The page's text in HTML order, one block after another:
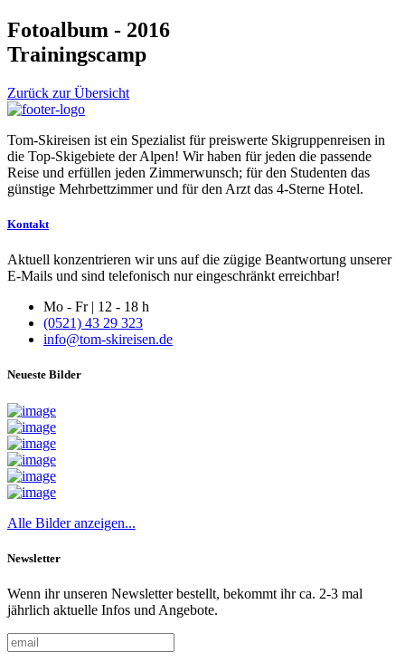
Fotoalbum - 2016
Trainingscamp
Zurück zur Übersicht
Tom-Skireisen ist ein Spezialist für preiswerte Skigruppenreisen in
die Top-Skigebiete der Alpen! Wir haben für jeden die passende
Reise und erfüllen jeden Zimmerwunsch; für den Studenten das
günstige Mehrbettzimmer und für den Arzt das 4-Sterne Hotel.
Kontakt
Aktuell konzentrieren wir uns auf die zügige Beantwortung unserer
E-Mails und sind telefonisch nur eingeschränkt erreichbar!
Mo - Fr | 12 - 18 h
(0521) 43 29 323
info@tom-skireisen.de
Neueste Bilder
Alle Bilder anzeigen...
Newsletter
Wenn ihr unseren Newsletter bestellt, bekommt ihr ca. 2-3 mal
jährlich aktuelle Infos und Angebote.